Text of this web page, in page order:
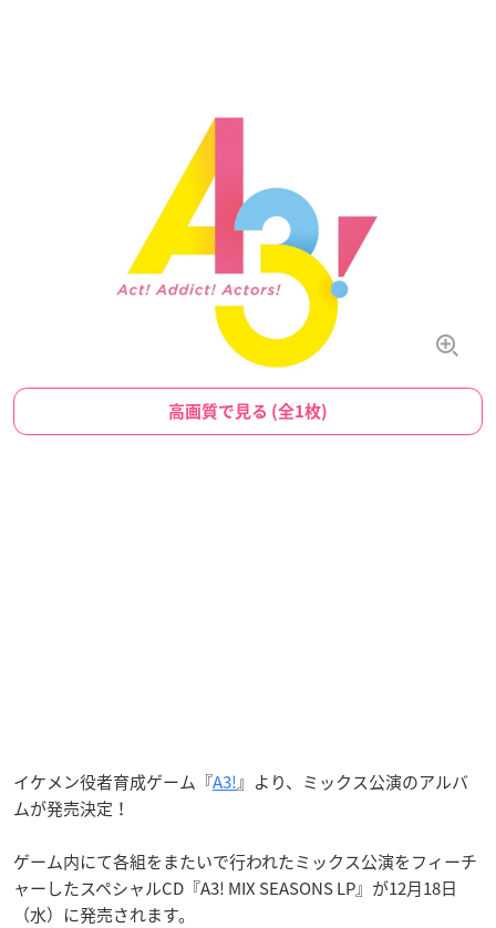
高画質で見る (全1枚)
イケメン役者育成ゲーム『A3!』より、ミックス公演のアルバ
ムが発売決定！
ゲーム内にて各組をまたいで行われたミックス公演をフィーチ
ャーしたスペシャルCD『A3! MIX SEASONS LP』が12月18日
（水）に発売されます。